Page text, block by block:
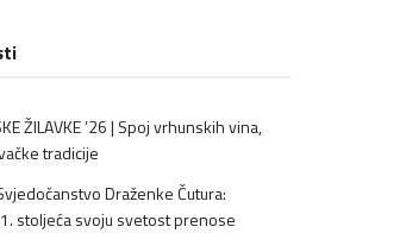
ŽILAVKE ’26 | Spoj vrhunskih vina,
tradicije
Draženke Čutura:
stoljeća svoju svetost prenose